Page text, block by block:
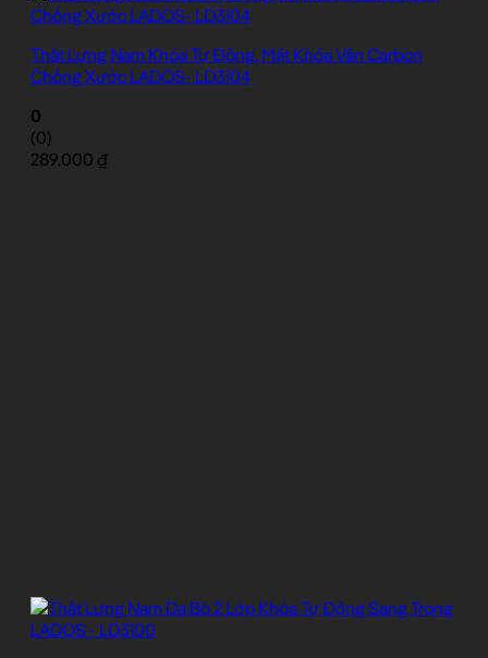
Thắt Lưng Nam Khóa Tự Động, Mặt Khóa Vân Carbon
Chống Xước LADOS- LD3104
0
(0)
289.000 ₫